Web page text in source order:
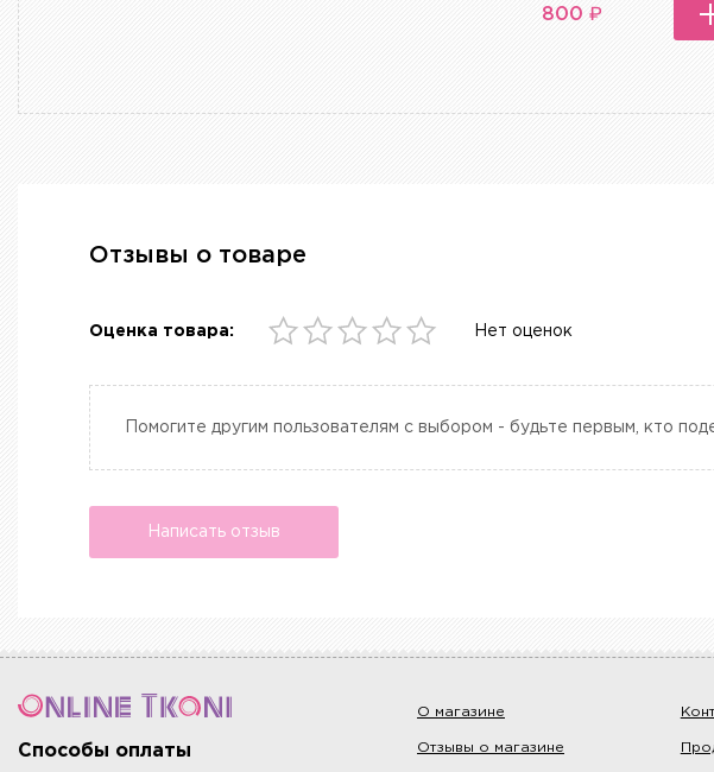
800 ₽
Отзывы о товаре
Оценка товара: Нет оценок
Помогите другим пользователям с выбором - будьте первым, кто
Написать отзыв
Способы оплаты
О магазине
Отзывы о магазине